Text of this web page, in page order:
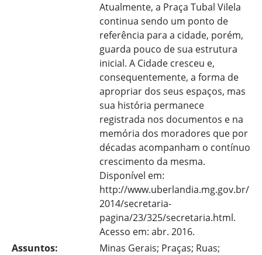
Atualmente, a Praça Tubal Vilela
continua sendo um ponto de
referência para a cidade, porém,
guarda pouco de sua estrutura
inicial. A Cidade cresceu e,
consequentemente, a forma de
apropriar dos seus espaços, mas
sua história permanece
registrada nos documentos e na
memória dos moradores que por
décadas acompanham o contínuo
crescimento da mesma.
Disponível em:
http://www.uberlandia.mg.gov.br/
2014/secretaria-
pagina/23/325/secretaria.html.
Acesso em: abr. 2016.
Assuntos:
Minas Gerais; Praças; Ruas;